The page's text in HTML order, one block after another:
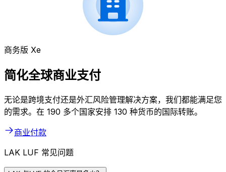
商务版 Xe
简化全球商业支付
无论是跨境支付还是外汇风险管理解决方案，我们都能满足您
的需求。在 190 多个国家安排 130 种货币的国际转账。
商业付款
LAK LUF 常见问题